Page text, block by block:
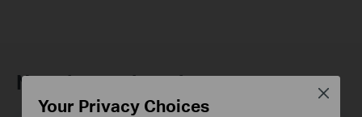
Newsletter abonnieren
Your Privacy Choices
Close